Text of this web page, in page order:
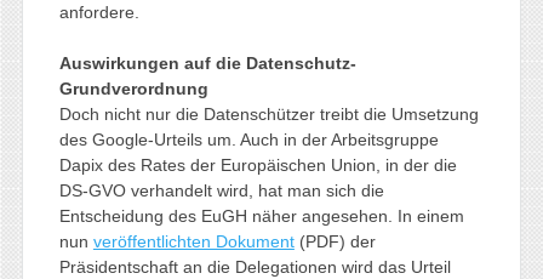
anfordere.
Auswirkungen auf die Datenschutz-
Grundverordnung
Doch nicht nur die Datenschützer treibt die Umsetzung
des Google-Urteils um. Auch in der Arbeitsgruppe
Dapix des Rates der Europäischen Union, in der die
DS-GVO verhandelt wird, hat man sich die
Entscheidung des EuGH näher angesehen. In einem
nun veröffentlichten Dokument(PDF) der
Präsidentschaft an die Delegationen wird das Urteil